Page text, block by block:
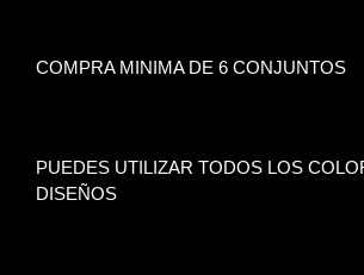
COMPRA MINIMA DE 6 CONJUNTOS
PUEDES UTILIZAR TODOS LOS
DISEÑOS